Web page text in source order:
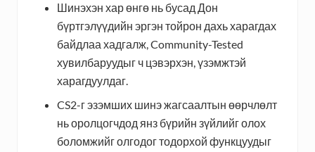
Шинэхэн хар өнгө нь бусад Дон
бүртгэлүүдийн эргэн тойрон дахь харагдах
байдлаа хадгалж, Community-Tested
хувилбаруудыг ч цэвэрхэн, үзэмжтэй
харагдуулдаг.
CS2-г эзэмших шинэ жагсаалтын өөрчлөлт
нь оролцогчдод янз бүрийн зүйлийг олох
боломжийг олгодог тодорхой функцуудыг